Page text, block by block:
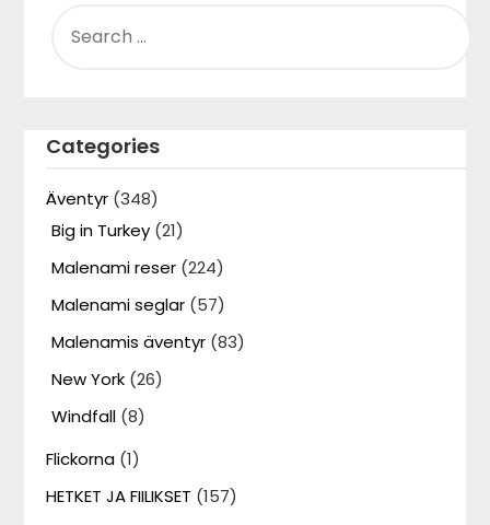
FOR:
Categories
Äventyr (348)
Big in Turkey (21)
Malenami reser (224)
Malenami seglar (57)
Malenamis äventyr (83)
New York (26)
Windfall (8)
Flickorna (1)
HETKET JA FIILIKSET (157)